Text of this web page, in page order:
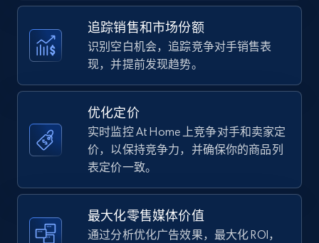
Amazon Reviews
URL, Product name, Product rating, Product
rating object, Product rating max, Rating,
Author name, Asin, and more.
7.4K+ 871+
Walmart - products
追踪销售和市场份额
识别空白机会，追踪竞争对手销售表
现，并提前发现趋势。
优化定价
实时监控 At Home 上竞争对手和卖家定
价，以保持竞争力，并确保你的商品列
表定价一致。
最大化零售媒体价值
通过分析优化广告效果，最大化 ROI，